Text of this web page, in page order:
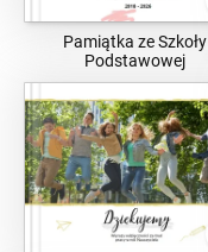
Pamiątka ze Szkoły
Podstawowej